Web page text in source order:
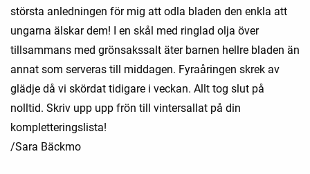
största anledningen för mig att odla bladen den enkla att
ungarna älskar dem! I en skål med ringlad olja över
tillsammans med grönsakssalt äter barnen hellre bladen än
annat som serveras till middagen. Fyraåringen skrek av
glädje då vi skördat tidigare i veckan. Allt tog slut på
nolltid. Skriv upp upp frön till vintersallat på din
kompletteringslista!
/Sara Bäckmo